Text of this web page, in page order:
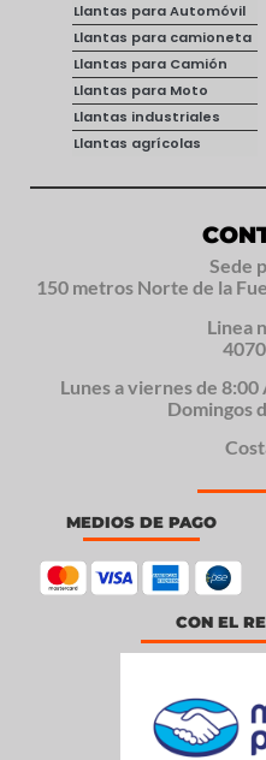
Llantas para Automóvil
Llantas para camioneta
Llantas para Camión
Llantas para Moto
Llantas industriales
Llantas agrícolas
Sede
150 metros Norte de la
Linea
Lunes a viernes de 8:00
Domingos
MEDIOS DE PAGO
CON EL